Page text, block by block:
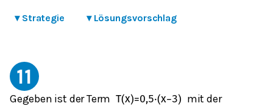
▾ Strategie ▾ Lösungsvorschlag
11
Gegeben ist der Term T(x)=0,5⋅(x−3)
mit der